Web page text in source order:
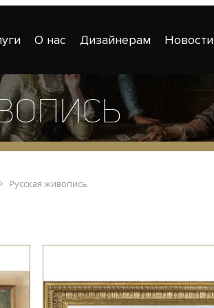
О нас Дизайнерам Новости
Русская живопись